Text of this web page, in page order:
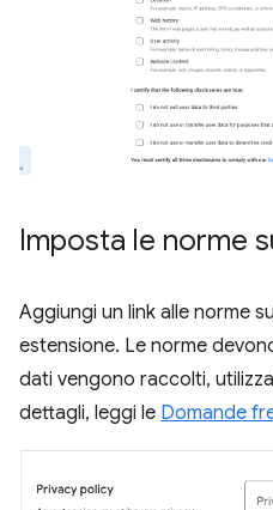
Imposta le norme
Aggiungi un link alle norme
estensione. Le norme
dati vengono raccolti,
dettagli, leggi le Domande